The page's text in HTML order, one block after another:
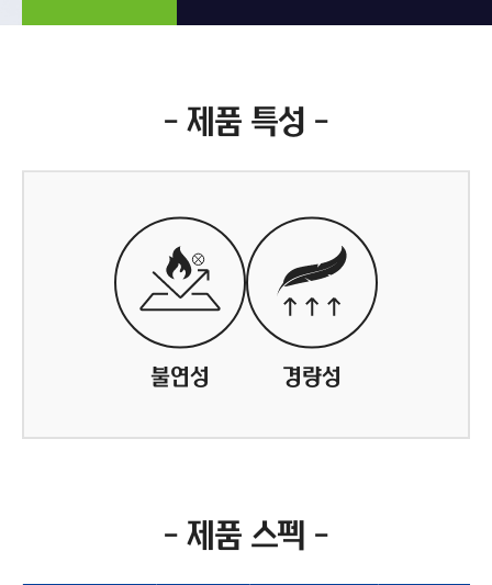
- 제품 특성 -
불연성 경량성
- 제품 스펙 -